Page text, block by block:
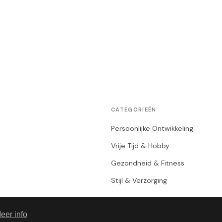
info
CATEGORIEËN
Persoonlijke Ontwikkeling
Vrije Tijd & Hobby
Gezondheid & Fitness
Stijl & Verzorging